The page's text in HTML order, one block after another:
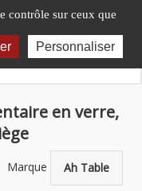
contrôle sur ceux que
Personnaliser
en verre,
Marque Ah Table